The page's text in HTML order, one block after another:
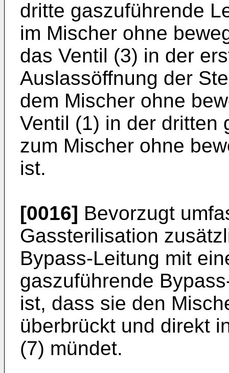
dritte gaszuführende
im Mischer ohne
das Ventil (3) in der
Auslassöffnung der
dem Mischer ohne
Ventil (1) in der dritten
zum Mischer ohne
ist.
[0016] Bevorzugt
Gassterilisation
Bypass-Leitung mit
gaszuführende
ist, dass sie den
überbrückt und direkt
(7) mündet.